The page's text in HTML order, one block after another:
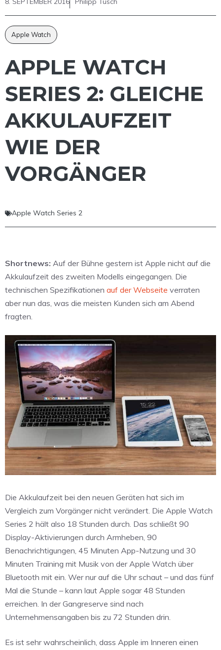
Apple Watch
APPLE WATCH
SERIES 2: GLEICHE
AKKULAUFZEIT
WIE DER
VORGÄNGER
Apple Watch Series 2
Shortnews: Auf der Bühne gestern ist Apple nicht auf die
Akkulaufzeit des zweiten Modells eingegangen. Die
technischen Spezifikationen auf der Webseite verraten
aber nun das, was die meisten Kunden sich am Abend
fragten.
Die Akkulaufzeit bei den neuen Geräten hat sich im
Vergleich zum Vorgänger nicht verändert. Die Apple Watch
Series 2 hält also 18 Stunden durch. Das schließt 90
Display-Aktivierungen durch Armheben, 90
Benachrichtigungen, 45 Minuten App-Nutzung und 30
Minuten Training mit Musik von der Apple Watch über
Bluetooth mit ein. Wer nur auf die Uhr schaut – und das fünf
Mal die Stunde – kann laut Apple sogar 48 Stunden
erreichen. In der Gangreserve sind nach
Unternehmensangaben bis zu 72 Stunden drin.
Es ist sehr wahrscheinlich, dass Apple im Inneren einen